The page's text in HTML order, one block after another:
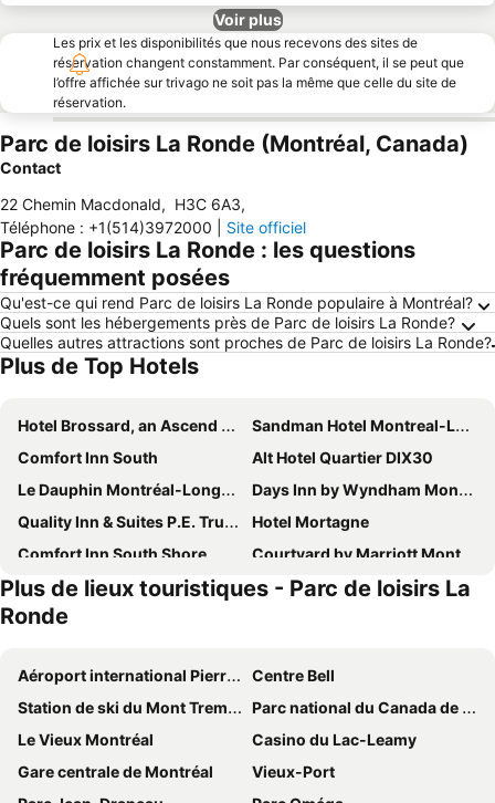
Voir plus
Les prix et les disponibilités que nous recevons des sites de
réservation changent constamment. Par conséquent, il se peut que
l’offre affichée sur trivago ne soit pas la même que celle du site de
réservation.
Parc de loisirs La Ronde (Montréal, Canada)
Contact
22 Chemin Macdonald, H3C 6A3,
Téléphone : +1(514)3972000 Site officiel
Parc de loisirs La Ronde : les questions
fréquemment posées
Qu'est-ce qui rend Parc de loisirs La Ronde populaire à Montréal?
Quels sont les hébergements près de Parc de loisirs La Ronde?
Quelles autres attractions sont proches de Parc de loisirs La Ronde?
Plus de Top Hotels
Hotel Brossard, an Ascend Collection Hotel
Sandman Hotel Montreal-Longueuil
Comfort Inn South
Alt Hotel Quartier DIX30
Le Dauphin Montréal-Longueuil
Days Inn by Wyndham Montreal Airport Conference Centre
Quality Inn & Suites P.E. Trudeau Airport
Hotel Mortagne
Comfort Inn South Shore
Courtyard by Marriott Montreal Laval
Radisson Hotel Montreal Airport
Best Western Hotel Brossard
Microtel Inn & Suites Dorval QC
Aloft by Marriott Montreal Airport
Days Inn by Wyndham Montreal East
Best Western Hotel Europa Montreal Downtown
Holiday Inn Montreal-longueuil By Ihg
Imperia Hôtel et Suites Boucherville
Hotel Newstar
Ruby Foo's
Hotel Montreal Metropolitan, an Ascend Collection Hotel
Plus de lieux touristiques - Parc de loisirs La
Ronde
Aéroport international Pierre-Elliott-Trudeau de Montréal
Centre Bell
Station de ski du Mont Tremblant
Parc national du Canada de la Mauricie
Le Vieux Montréal
Casino du Lac-Leamy
Gare centrale de Montréal
Vieux-Port